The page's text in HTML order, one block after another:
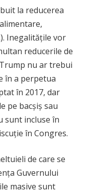
la reducerea
Inegalitățile vor
reducerile de
nu ar trebui
în a perpetua
în 2017, dar
pe bacșiș sau
sunt incluse în
în Congres.
de care se
Guvernului
masive sunt